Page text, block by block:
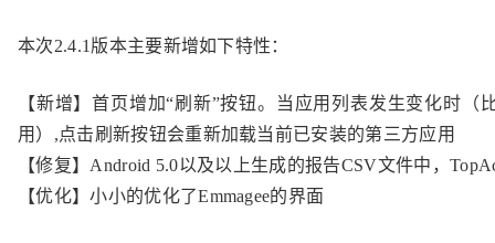
本次2.4.1版本主要新增如下特性：
【新增】首页增加“刷新”按钮。当应用列表发生变化时（
用）,点击刷新按钮会重新加载当前已安装的第三方应用
【修复】Android 5.0以及以上生成的报告CSV文件中，
【优化】小小的优化了Emmagee的界面